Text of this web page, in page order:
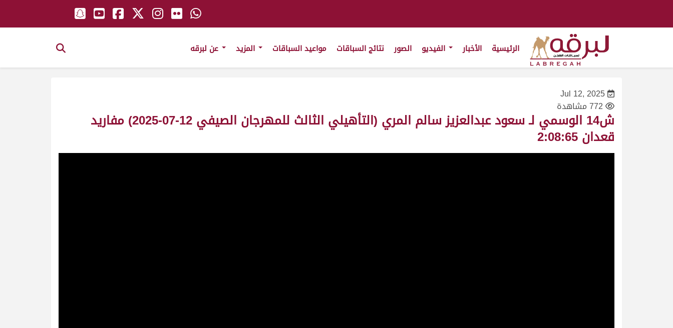
الرئيسية الأخبار الصور نتائج السباقات مواعيد السباقات
Jul 12, 2025
772 مشاهدة
ش14 الوسمي لـ سعود عبدالعزيز سالم المري (التأهيلي الثالث للمهرجان الصيفي 12-07-2025) مفاريد
قعدان 2:08:65